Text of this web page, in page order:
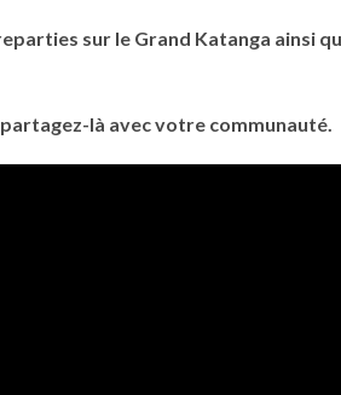
sur le Grand Katanga ainsi
là avec votre communauté.